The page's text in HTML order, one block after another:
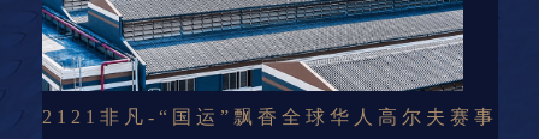
2121非凡-“国运”飘香全球华人高尔夫赛事